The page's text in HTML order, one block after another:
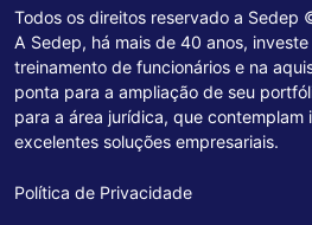
Todos os direitos reservado a Sedep
A Sedep, há mais de 40 anos,
treinamento de funcionários e na
ponta para a ampliação de seu
para a área jurídica, que contemplam
excelentes soluções empresariais.
Política de Privacidade